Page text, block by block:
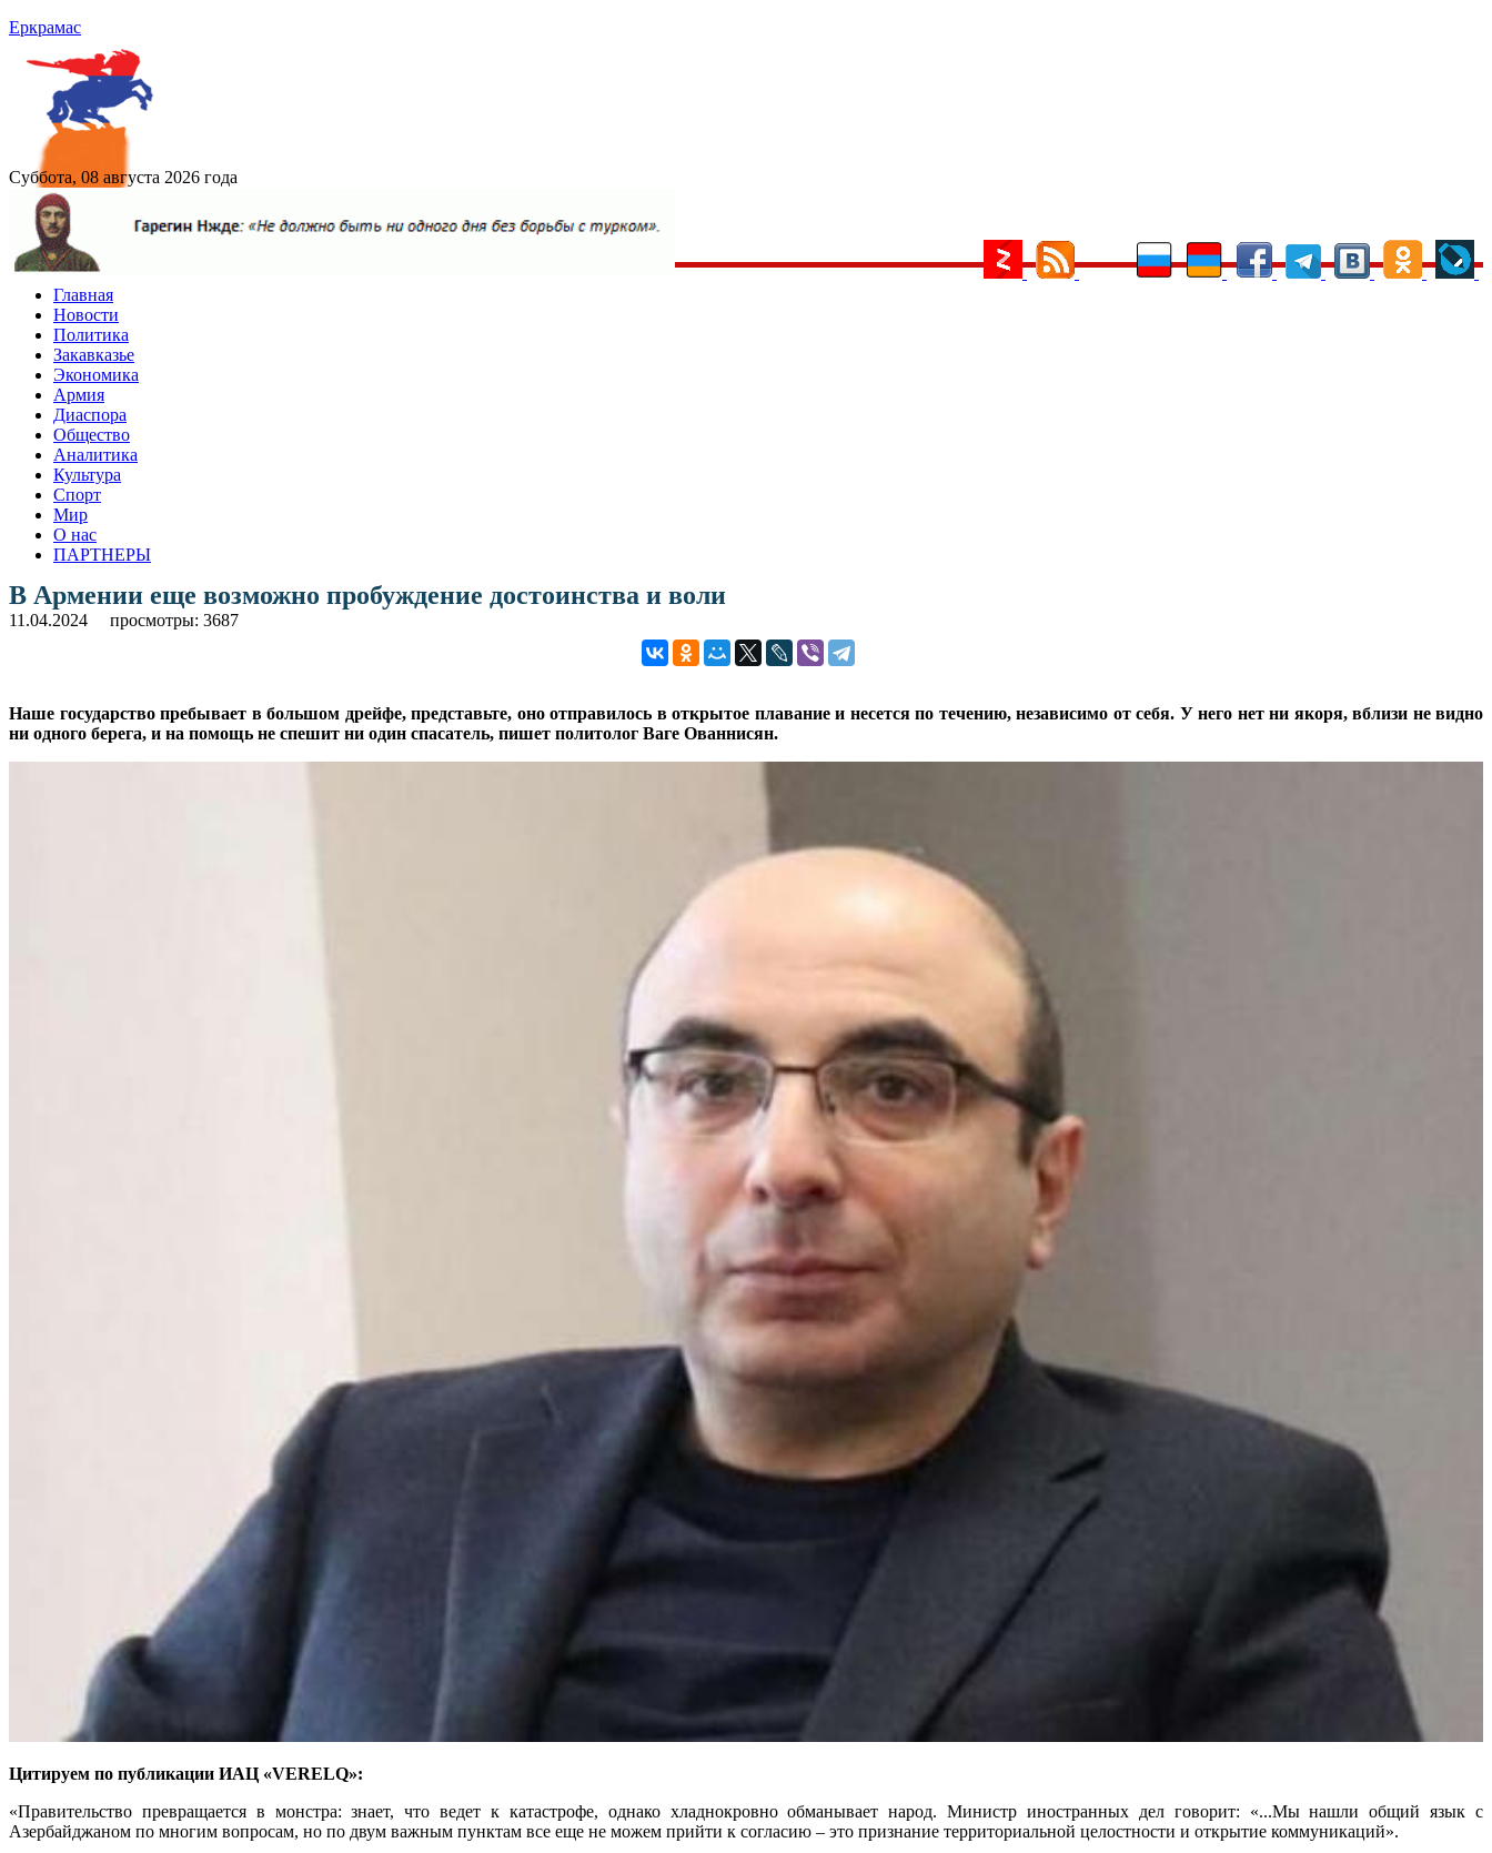
Еркрамас
Суббота, 08 августа 2026 года
Главная
Новости
Политика
Закавказье
Экономика
Армия
Диаспора
Общество
Аналитика
Культура
Спорт
Мир
О нас
ПАРТНЕРЫ
В Армении еще возможно пробуждение достоинства и воли
11.04.2024 просмотры: 3687
Наше государство пребывает в большом дрейфе, представьте, оно отправилось в открытое плавание и несется по течению, независимо от себя. У него нет ни якоря, вблизи не видно
ни одного берега, и на помощь не спешит ни один спасатель, пишет политолог Ваге Ованнисян.
Цитируем по публикации ИАЦ «VERELQ»:
«Правительство превращается в монстра: знает, что ведет к катастрофе, однако хладнокровно обманывает народ. Министр иностранных дел говорит: «...Мы нашли общий язык с
Азербайджаном по многим вопросам, но по двум важным пунктам все еще не можем прийти к согласию – это признание территориальной целостности и открытие коммуникаций».